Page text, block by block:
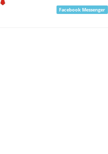
Facebook Messenger